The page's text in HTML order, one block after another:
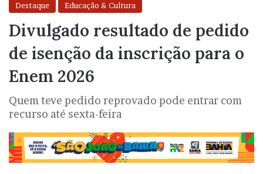
Destaque Educação & Cultura
Divulgado resultado de pedido
de isenção da inscrição para o
Enem 2026
Quem teve pedido reprovado pode entrar com
recurso até sexta-feira